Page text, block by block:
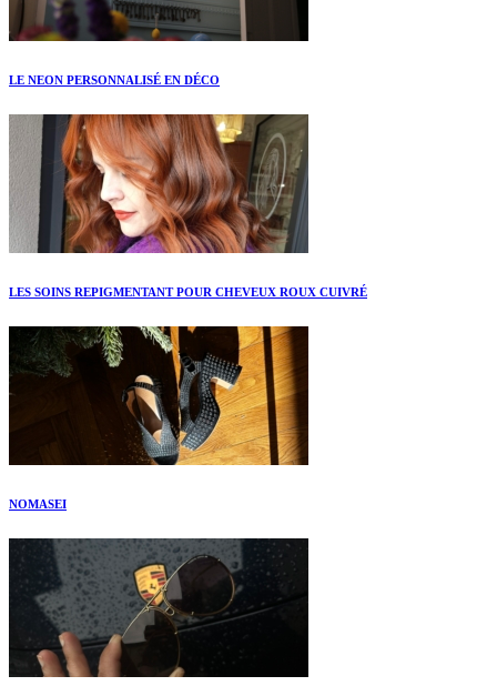
LE NEON PERSONNALISÉ EN DÉCO
LES SOINS REPIGMENTANT POUR CHEVEUX ROUX CUIVRÉ
NOMASEI